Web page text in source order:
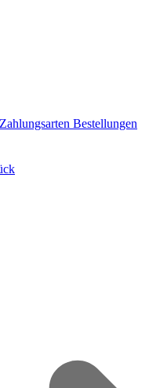
Zahlungsarten Bestellungen